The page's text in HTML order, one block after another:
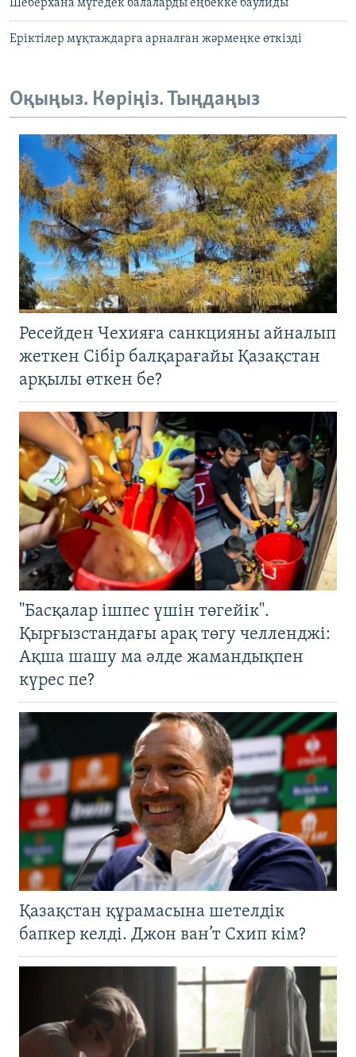
Шеберхана мүгедек балаларды еңбекке баулиды
Еріктілер мұқтаждарға арналған жәрмеңке өткізді
Оқыңыз. Көріңіз. Тыңдаңыз
Ресейден Чехияға санкцияны айналып
жеткен Сібір балқарағайы Қазақстан
арқылы өткен бе?
"Басқалар ішпес үшін төгейік".
Қырғызстандағы арақ төгу челленджі:
Ақша шашу ма әлде жамандықпен
күрес пе?
Қазақстан құрамасына шетелдік
бапкер келді. Джон ван’т Схип кім?